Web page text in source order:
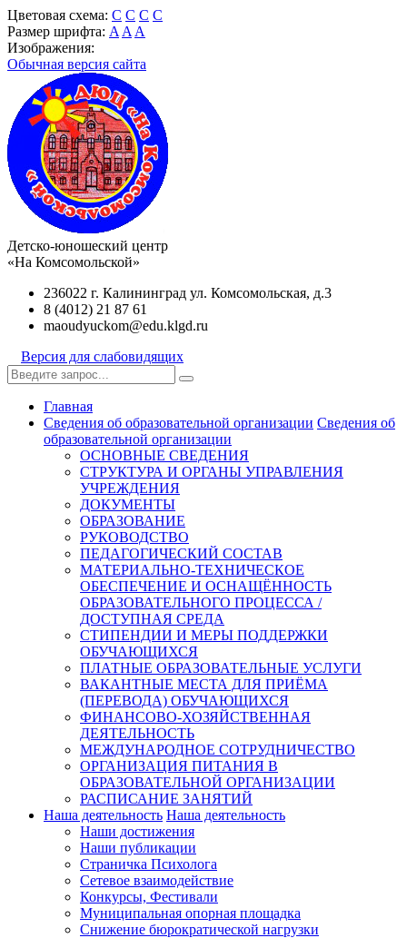
Цветовая схема: C C C C
Размер шрифта: A A A
Изображения:
Обычная версия сайта
Детско-юношеский центр
«На Комсомольской»
236022 г. Калининград ул. Комсомольская, д.3
8 (4012) 21 87 61
maoudyuckom@edu.klgd.ru
Версия для слабовидящих
Главная
Сведения об образовательной организации Сведения об
образовательной организации
ОСНОВНЫЕ СВЕДЕНИЯ
СТРУКТУРА И ОРГАНЫ УПРАВЛЕНИЯ
УЧРЕЖДЕНИЯ
ДОКУМЕНТЫ
ОБРАЗОВАНИЕ
РУКОВОДСТВО
ПЕДАГОГИЧЕСКИЙ СОСТАВ
МАТЕРИАЛЬНО-ТЕХНИЧЕСКОЕ
ОБЕСПЕЧЕНИЕ И ОСНАЩЁННОСТЬ
ОБРАЗОВАТЕЛЬНОГО ПРОЦЕССА /
ДОСТУПНАЯ СРЕДА
СТИПЕНДИИ И МЕРЫ ПОДДЕРЖКИ
ОБУЧАЮЩИХСЯ
ПЛАТНЫЕ ОБРАЗОВАТЕЛЬНЫЕ УСЛУГИ
ВАКАНТНЫЕ МЕСТА ДЛЯ ПРИЁМА
(ПЕРЕВОДА) ОБУЧАЮЩИХСЯ
ФИНАНСОВО-ХОЗЯЙСТВЕННАЯ
ДЕЯТЕЛЬНОСТЬ
МЕЖДУНАРОДНОЕ СОТРУДНИЧЕСТВО
ОРГАНИЗАЦИЯ ПИТАНИЯ В
ОБРАЗОВАТЕЛЬНОЙ ОРГАНИЗАЦИИ
РАСПИСАНИЕ ЗАНЯТИЙ
Наша деятельность Наша деятельность
Наши достижения
Наши публикации
Страничка Психолога
Сетевое взаимодействие
Конкурсы, Фестивали
Муниципальная опорная площадка
Снижение бюрократической нагрузки